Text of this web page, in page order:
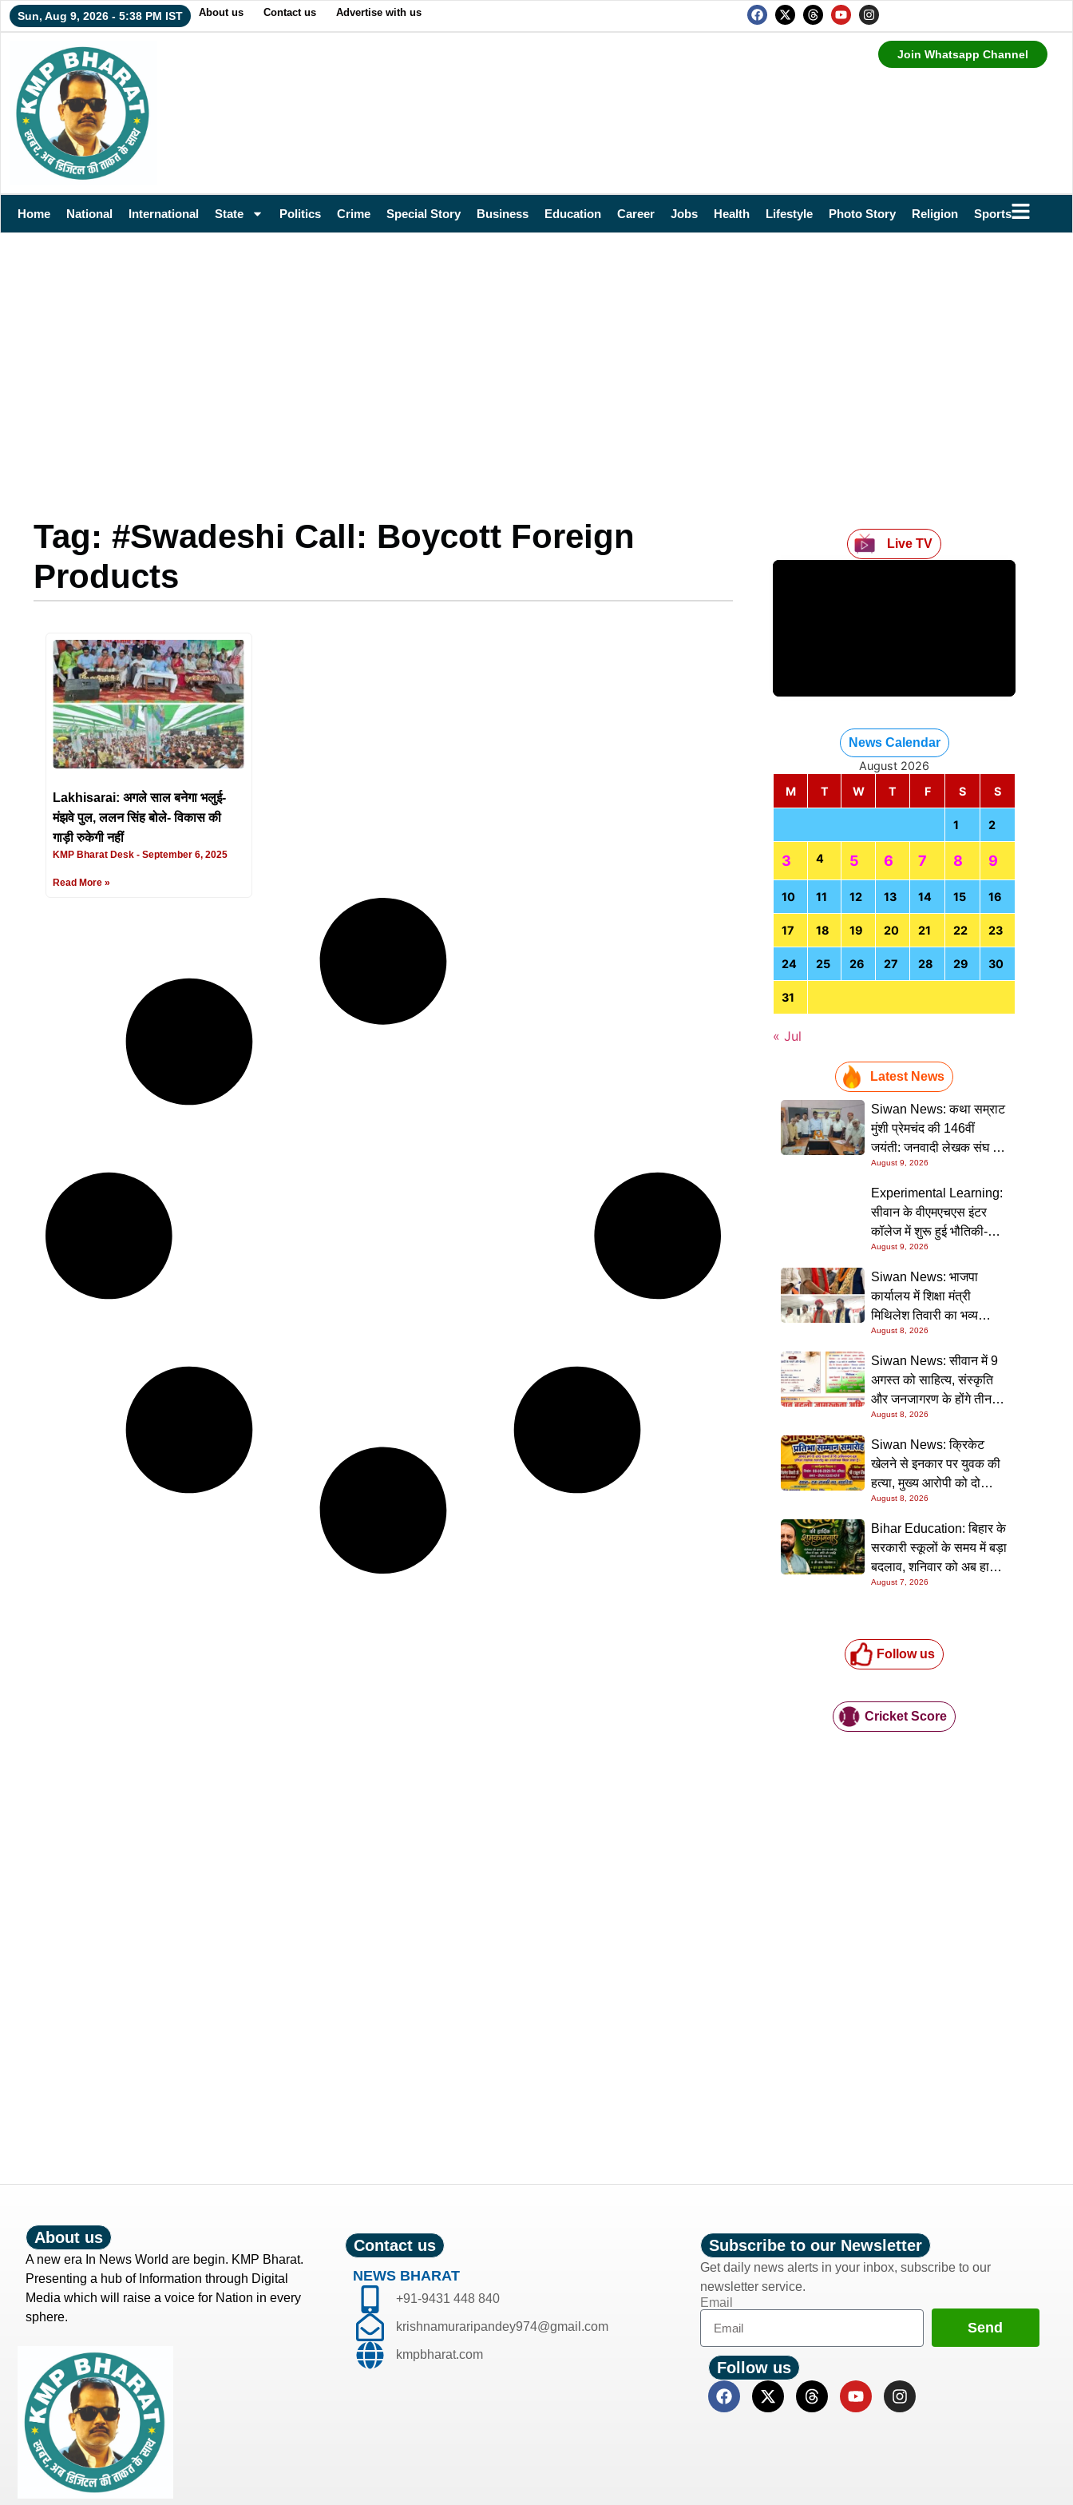
Sun, Aug 9, 2026 - 5:38 PM IST About us Contact us Advertise with us
Join Whatsapp Channel
Home National International State Politics Crime Special Story Business Education Career Jobs Health Lifestyle Photo Story Religion Sports
Tag: #Swadeshi Call: Boycott Foreign
Products
Lakhisarai: अगले साल बनेगा भलुई-
मंझवे पुल, ललन सिंह बोले- विकास की
गाड़ी रुकेगी नहीं
KMP Bharat Desk September 6, 2025
Read More »
Live TV
News Calendar
August 2026
M
T W T F S S
1 2
3 4 5 6 7 8 9
10 11 12 13 14 15 16
17 18 19 20 21 22 23
24 25 26 27 28 29 30
31
« Jul
Latest News
Siwan News: कथा सम्राट
मुंशी प्रेमचंद की 146वीं
जयंती: जनवादी लेखक संघ की
संगोष्ठी में वक्ताओं ने कहा-
मौजूदा दौर में प्रेमचंद की
रचनाएं और अधिक प्रासंगिक
August 9, 2026
Experimental Learning:
सीवान के वीएमएचएस इंटर
कॉलेज में शुरू हुई भौतिकी-
रसायन की आधुनिक
प्रयोगशालाएं
August 9, 2026
Siwan News: भाजपा
कार्यालय में शिक्षा मंत्री
मिथिलेश तिवारी का भव्य
स्वागत, बोले- कार्यकर्ता ही
पार्टी की सबसे बड़ी ताकत
August 8, 2026
Siwan News: सीवान में 9
अगस्त को साहित्य, संस्कृति
और जनजागरण के होंगे तीन
बड़े आयोजन
August 8, 2026
Siwan News: क्रिकेट
खेलने से इनकार पर युवक की
हत्या, मुख्य आरोपी को दो
धाराओं में उम्रकैद
August 8, 2026
Bihar Education: बिहार के
सरकारी स्कूलों के समय में बड़ा
बदलाव, शनिवार को अब हाफ
डे रहेगा विद्यालय
August 7, 2026
Follow us
Cricket Score
About us
A new era In News World are begin. KMP Bharat.
Presenting a hub of Information through Digital
Media which will raise a voice for Nation in every
sphere.
Contact us
NEWS BHARAT
+91-9431 448 840
krishnamuraripandey974@gmail.com
kmpbharat.com
Subscribe to our Newsletter
Get daily news alerts in your inbox, subscribe to our
newsletter service.
Email
Send
Follow us